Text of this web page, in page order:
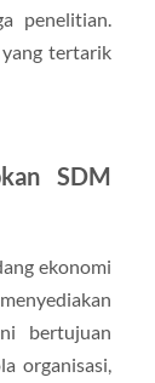
penelitian.
yang tertarik
SDM
ekonomi
bertujuan
organisasi,